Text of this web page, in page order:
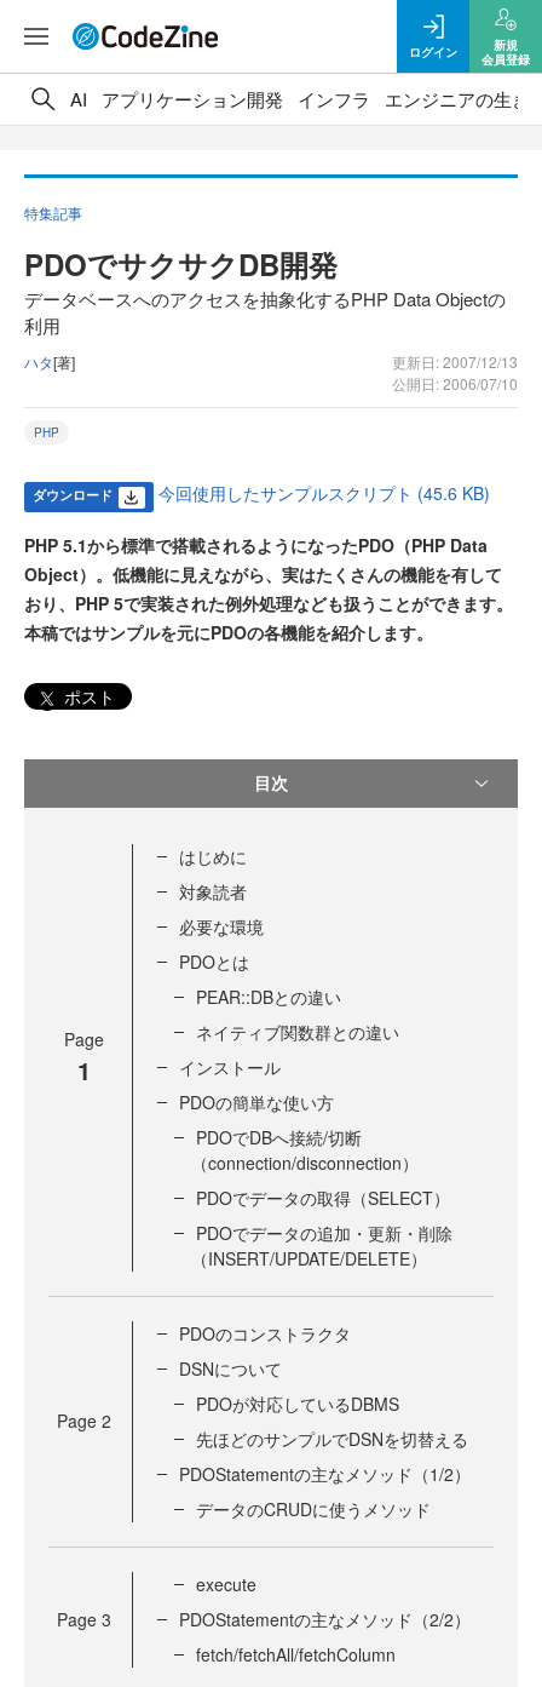
ログイン
新規
会員登録
AI アプリケーション開発 インフラ エンジニアの生き
特集記事
PDOでサクサクDB開発
データベースへのアクセスを抽象化するPHP Data Objectの
利用
ハタ[著]
更新日: 2007/12/13
公開日: 2006/07/10
PHP
ダウンロード 今回使用したサンプルスクリプト (45.6 KB)
PHP 5.1から標準で搭載されるようになったPDO（PHP Data
Object）。低機能に見えながら、実はたくさんの機能を有して
おり、PHP 5で実装された例外処理なども扱うことができます。
本稿ではサンプルを元にPDOの各機能を紹介します。
ポスト
目次
Page
1
はじめに
対象読者
必要な環境
PDOとは
PEAR::DBとの違い
ネイティブ関数群との違い
インストール
PDOの簡単な使い方
PDOでDBへ接続/切断
（connection/disconnection）
PDOでデータの取得（SELECT）
PDOでデータの追加・更新・削除
（INSERT/UPDATE/DELETE）
Page 2
PDOのコンストラクタ
DSNについて
PDOが対応しているDBMS
先ほどのサンプルでDSNを切替える
PDOStatementの主なメソッド（1/2）
データのCRUDに使うメソッド
Page 3
execute
PDOStatementの主なメソッド（2/2）
fetch/fetchAll/fetchColumn